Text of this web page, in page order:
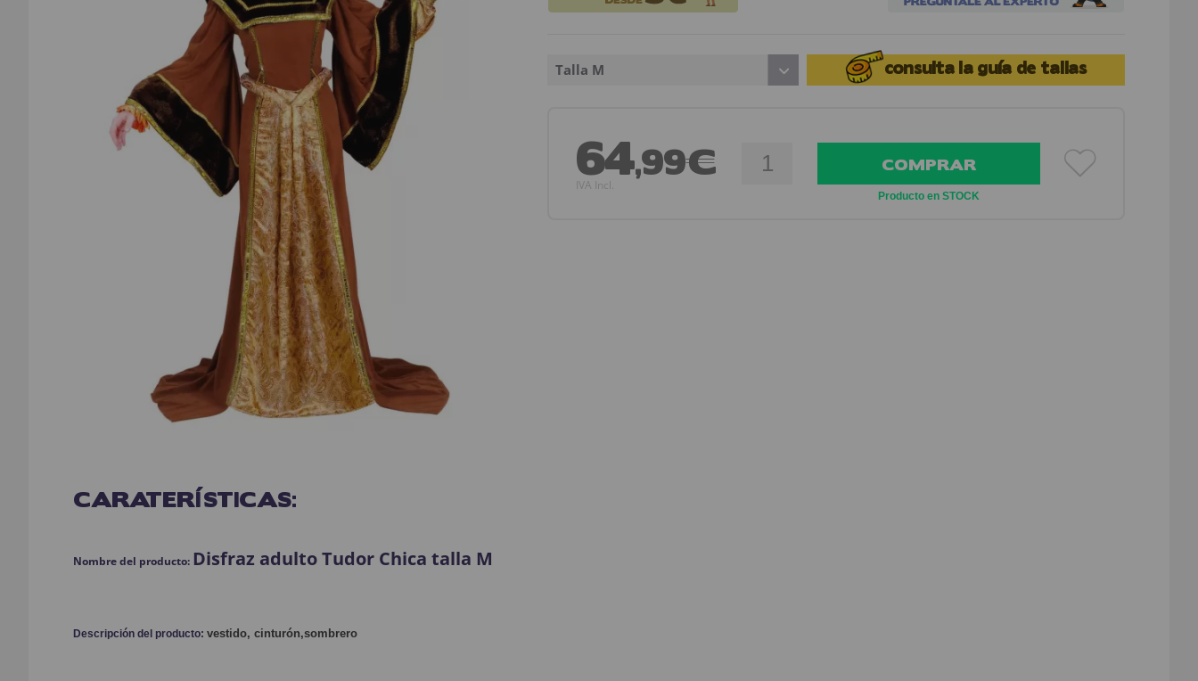
Talla M consulta la guía de tallas
64,99€
IVA Incl.
COMPRAR
Producto en STOCK
CARATERÍSTICAS:
Nombre del producto: Disfraz adulto Tudor Chica talla M
Descripción del producto: vestido, cinturón,sombrero